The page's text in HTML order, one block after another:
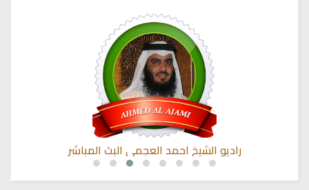
راديو الشيخ احمد العجمي البث المباشر